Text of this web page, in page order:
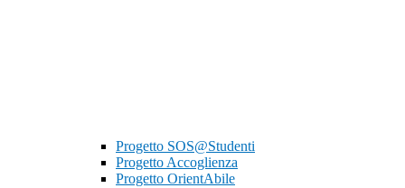
Progetto SOS@Studenti
Progetto Accoglienza
Progetto OrientAbile